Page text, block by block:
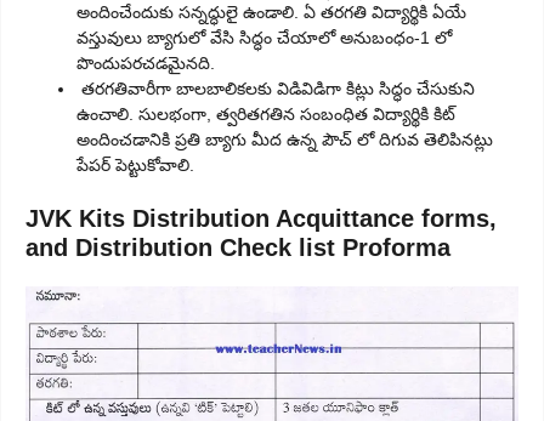
అందించేందుకు సన్నద్ధులై ఉండాలి. ఏ తరగతి విద్యార్థికి ఏయే
వస్తువులు బ్యాగులో వేసి సిద్ధం చేయాలో అనుబంధం-1 లో
పొందుపరచడమైనది.
తరగతివారీగా బాలబాలికలకు విడివిడిగా కిట్లు సిద్ధం చేసుకుని
ఉంచాలి. సులభంగా, త్వరితగతిన సంబంధిత విద్యార్థికి కిట్
అందించడానికి ప్రతి బ్యాగు మీద ఉన్న పౌచ్ లో దిగువ తెలిపినట్లు
పేపర్ పెట్టుకోవాలి.
JVK Kits Distribution Acquittance forms,
and Distribution Check list Proforma